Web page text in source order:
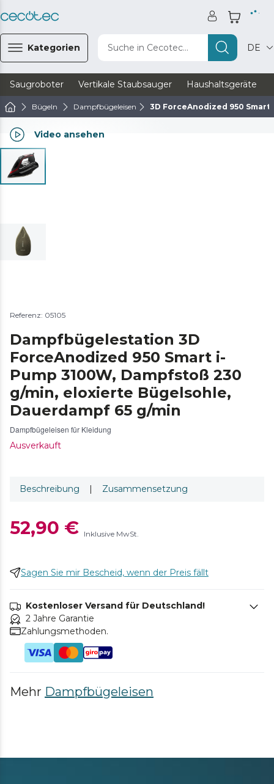
Kategorien Suche in Cecotec... DE
Saugroboter Vertikale Staubsauger Haushaltsgeräte
Bügeln Dampfbügeleisen 3D ForceAnodized 950 Smart
Video ansehen
Referenz: 05105
Dampfbügelestation 3D
ForceAnodized 950 Smart i-
Pump 3100W, Dampfstoß 230
g/min, eloxierte Bügelsohle,
Dauerdampf 65 g/min
Dampfbügeleisen für Kleidung
Ausverkauft
Beschreibung | Zusammensetzung
52,90 € Inklusive MwSt.
Sagen Sie mir Bescheid, wenn der Preis fällt
Kostenloser Versand für Deutschland!
2 Jahre Garantie
Zahlungsmethoden.
Mehr Dampfbügeleisen